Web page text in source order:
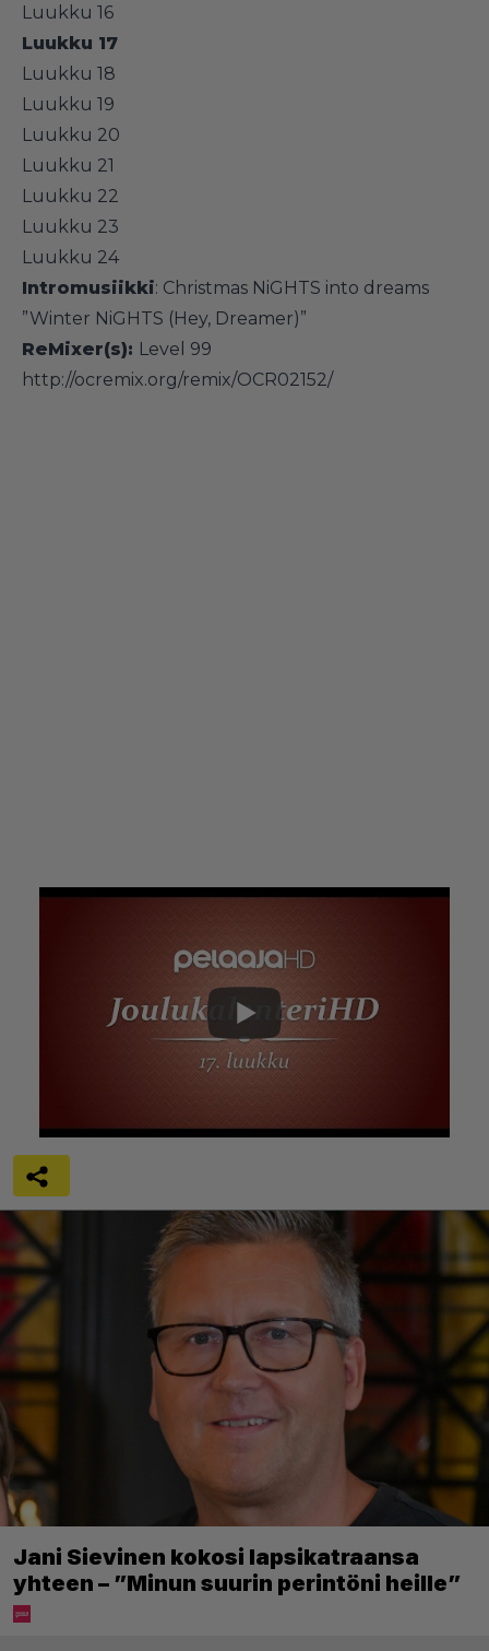
Luukku 16
Luukku 17
Luukku 18
Luukku 19
Luukku 20
Luukku 21
Luukku 22
Luukku 23
Luukku 24
Intromusiikki: Christmas NiGHTS into dreams
”Winter NiGHTS (Hey, Dreamer)”
ReMixer(s): Level 99
http://ocremix.org/remix/OCR02152/
Jani Sievinen kokosi lapsikatraansa
yhteen – ”Minun suurin perintöni heille”